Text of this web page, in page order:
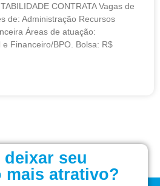
CONTRATA Vagas de
de: Administração Recursos
Áreas de atuação:
Financeiro/BPO. Bolsa: R$
deixar seu
atrativo?